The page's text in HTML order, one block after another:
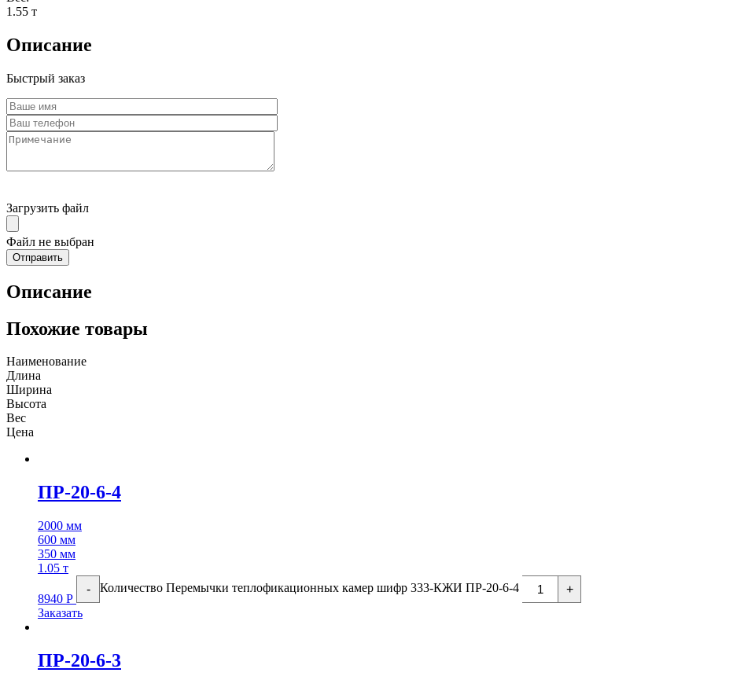
1.55 т
Описание
Быстрый заказ
Загрузить файл
Файл не выбран
Описание
Похожие товары
Наименование
Длина
Ширина
Высота
Вес
Цена
ПР-20-6-4
2000 мм
600 мм
350 мм
1.05 т
8940 Р
- Количество Перемычки теплофикационных камер шифр 333-КЖИ ПР-20-6-4
+
Заказать
ПР-20-6-3